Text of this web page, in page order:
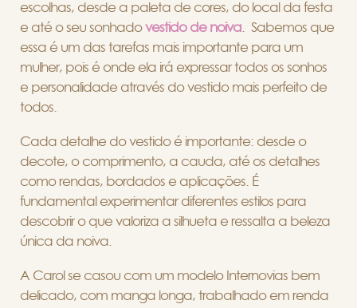
escolhas, desde a paleta de cores, do local da festa
e até o seu sonhadovestido de noiva . Sabemos que
essa é um das tarefas mais importante para um
mulher, pois é onde ela irá expressar todos os sonhos
e personalidade através do vestido mais perfeito de
todos.
Cada detalhe do vestido é importante: desde o
decote, o comprimento, a cauda, até os detalhes
como rendas, bordados e aplicações. É
fundamental experimentar diferentes estilos para
descobrir o que valoriza a silhueta e ressalta a beleza
única da noiva.
A Carol se casou com um modelo Internovias bem
delicado, com manga longa, trabalhado em renda